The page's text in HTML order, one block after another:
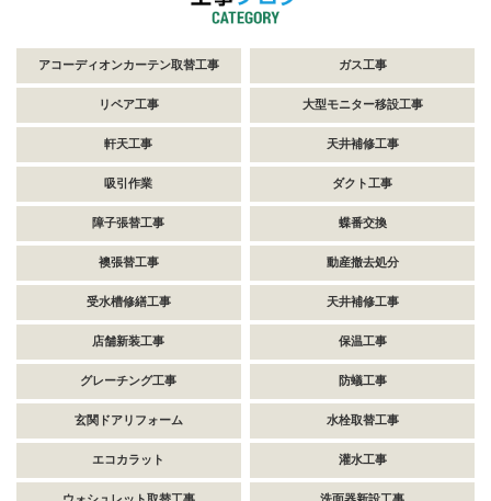
アコーディオンカーテン取替工事 ガス工事
リペア工事 大型モニター移設工事
軒天工事 天井補修工事
吸引作業 ダクト工事
障子張替工事 蝶番交換
襖張替工事 動産撤去処分
受水槽修繕工事 天井補修工事
店舗新装工事 保温工事
グレーチング工事 防蟻工事
玄関ドアリフォーム 水栓取替工事
エコカラット 灌水工事